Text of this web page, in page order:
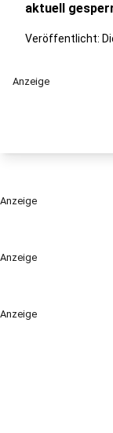
Anzeige
Anzeige
aktuell
Veröffentlicht:
Anzeige
Anzeige